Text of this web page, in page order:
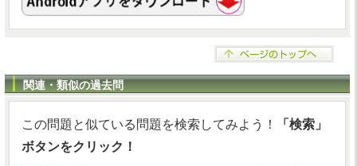
関連・類似の過去問
この問題と似ている問題を検索してみよう！
「検索」
ボタンをクリック！